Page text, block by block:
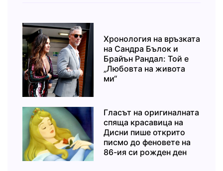
Хронология на връзката
на Сандра Бълок и
Брайън Рандал: Той е
„Любовта на живота
ми“
Гласът на оригиналната
спяща красавица на
Дисни пише открито
писмо до феновете на
86-ия си рожден ден